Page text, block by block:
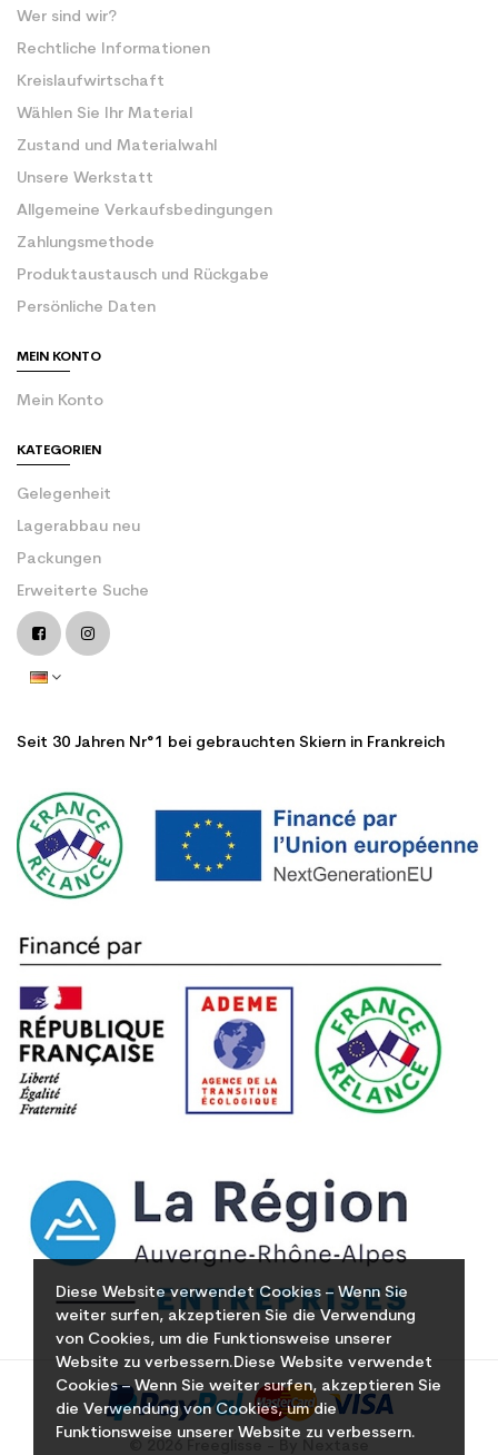
Diese Website verwendet Cookies – Wenn Sie
weiter surfen, akzeptieren Sie die Verwendung
von Cookies, um die Funktionsweise unserer
Website zu verbessern.Diese Website verwendet
Cookies – Wenn Sie weiter surfen, akzeptieren Sie
die Verwendung von Cookies, um die
Funktionsweise unserer Website zu verbessern.
Wer sind wir?
Rechtliche Informationen
Kreislaufwirtschaft
Wählen Sie Ihr Material
Zustand und Materialwahl
Unsere Werkstatt
Allgemeine Verkaufsbedingungen
Zahlungsmethode
Produktaustausch und Rückgabe
Persönliche Daten
MEIN KONTO
Mein Konto
KATEGORIEN
Gelegenheit
Lagerabbau neu
Packungen
Erweiterte Suche
Seit 30 Jahren Nr°1 bei gebrauchten Skiern in Frankreich